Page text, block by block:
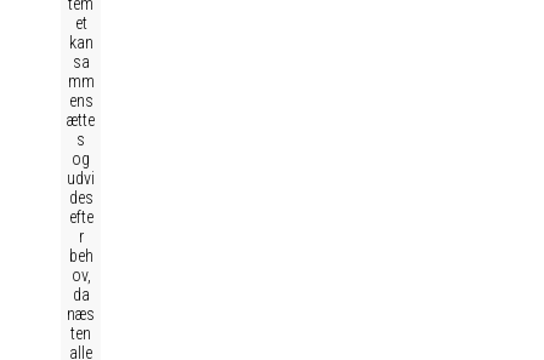
et
kan
sa
mm
ens
ætte
s
og
udvi
des
efte
r
beh
ov,
da
næs
ten
alle